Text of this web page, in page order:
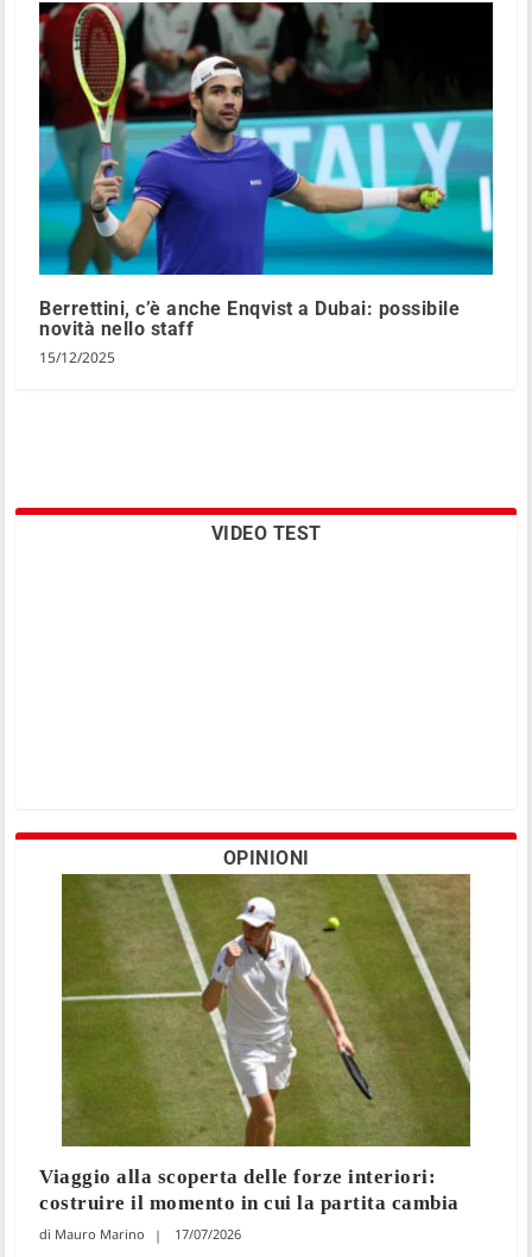
Berrettini, c’è anche Enqvist a Dubai: possibile
novità nello staff
15/12/2025
VIDEO TEST
OPINIONI
Viaggio alla scoperta delle forze interiori:
costruire il momento in cui la partita cambia
Mauro Marino 17/07/2026